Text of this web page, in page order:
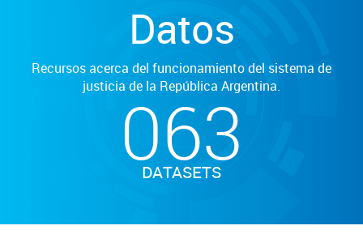
Datos
Recursos acerca del funcionamiento del sistema de
justicia de la República Argentina.
063
DATASETS